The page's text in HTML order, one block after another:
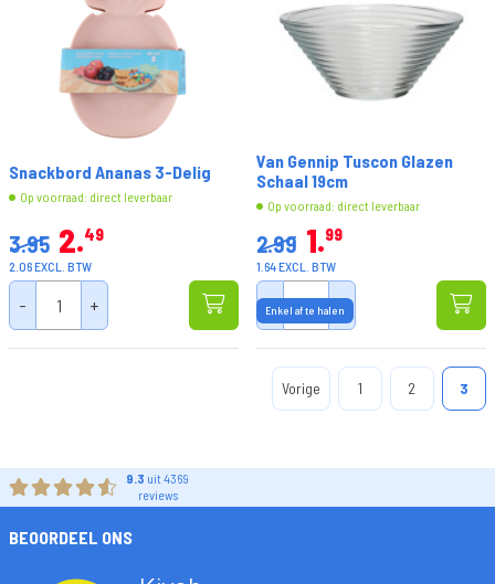
Snackbord Ananas 3-Delig
Op voorraad: direct leverbaar
3.95 2 49
2.06 EXCL. BTW
- + Enkel af te halen
Van Gennip Tuscon Glazen
Schaal 19cm
Op voorraad: direct leverbaar
2.99 1 99
1.64 EXCL. BTW
- +
Vorige 1 2 3
9.3 uit 4369
reviews
BEOORDEEL ONS